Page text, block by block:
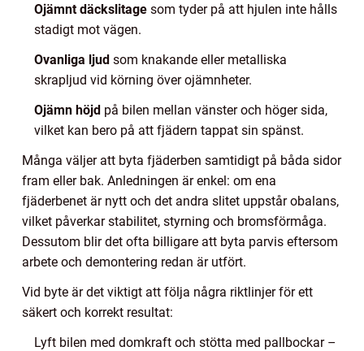
Ojämnt däckslitage som tyder på att hjulen inte hålls
stadigt mot vägen.
Ovanliga ljud som knakande eller metalliska
skrapljud vid körning över ojämnheter.
Ojämn höjd på bilen mellan vänster och höger sida,
vilket kan bero på att fjädern tappat sin spänst.
Många väljer att byta fjäderben samtidigt på båda sidor
fram eller bak. Anledningen är enkel: om ena
fjäderbenet är nytt och det andra slitet uppstår obalans,
vilket påverkar stabilitet, styrning och bromsförmåga.
Dessutom blir det ofta billigare att byta parvis eftersom
arbete och demontering redan är utfört.
Vid byte är det viktigt att följa några riktlinjer för ett
säkert och korrekt resultat:
Lyft bilen med domkraft och stötta med pallbockar –